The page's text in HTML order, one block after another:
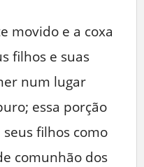
movido e a coxa
filhos e suas
num lugar
essa porção
filhos como
comunhão dos